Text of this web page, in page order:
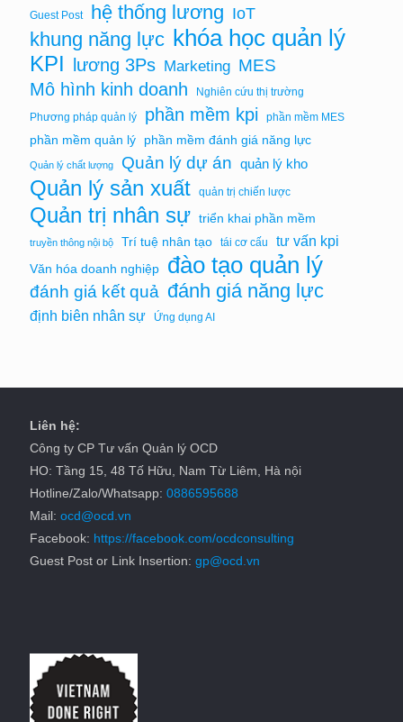
Guest Post hệ thống lương IoT
khung năng lực khóa học quản lý
KPI lương 3Ps Marketing MES
Mô hình kinh doanh
Nghiên cứu thị trường
Phương pháp quản lý
phần mềm kpi phần mềm MES
phần mềm quản lý phần mềm đánh giá năng lực
Quản lý chất lượng Quản lý dự án quản lý kho
Quản lý sản xuất quản trị chiến lược
Quản trị nhân sự triển khai phần mềm
truyền thông nội bộ Trí tuệ nhân tạo tái cơ cấu tư vấn kpi
Văn hóa doanh nghiệp đào tạo quản lý
đánh giá kết quả đánh giá năng lực
định biên nhân sự Ứng dụng AI
Liên hệ:
Công ty CP Tư vấn Quản lý OCD
HO: Tầng 15, 48 Tố Hữu, Nam Từ Liêm, Hà nội
Hotline/Zalo/Whatsapp: 0886595688
Mail: ocd@ocd.vn
Facebook: https://facebook.com/ocdconsulting
Guest Post or Link Insertion: gp@ocd.vn